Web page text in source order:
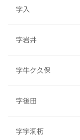
字入
字岩井
字牛ケ久保
字後田
字宇洞杤